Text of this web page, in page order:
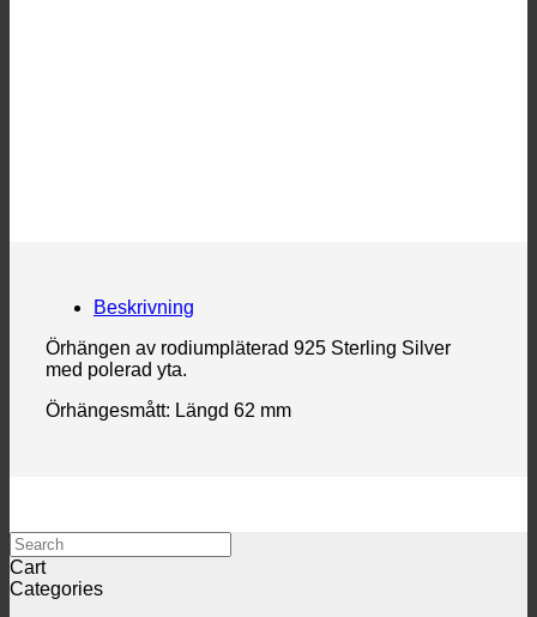
Beskrivning
Örhängen av rodiumpläterad 925 Sterling Silver
med polerad yta.
Örhängesmått: Längd 62 mm
Search
Cart
Categories